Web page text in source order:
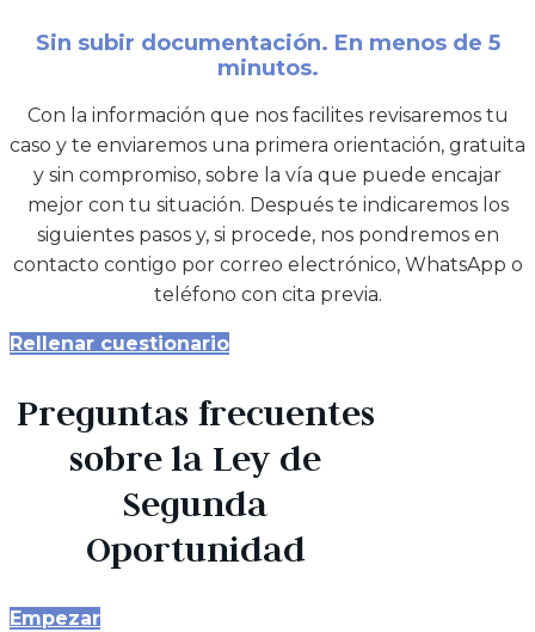
Sin subir documentación. En menos de 5
minutos.
Con la información que nos facilites revisaremos tu
caso y te enviaremos una primera orientación, gratuita
y sin compromiso, sobre la vía que puede encajar
mejor con tu situación. Después te indicaremos los
siguientes pasos y, si procede, nos pondremos en
contacto contigo por correo electrónico, WhatsApp o
teléfono con cita previa.
Rellenar cuestionario
Preguntas frecuentes
sobre la Ley de
Segunda
Oportunidad
Empezar